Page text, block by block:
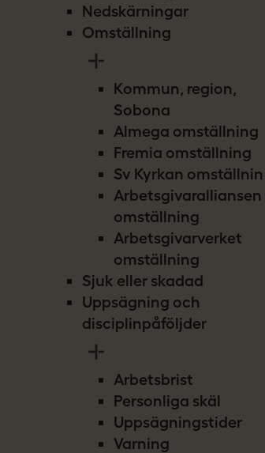
Nedskärningar
Omställning
Kommun, region,
Sobona
Almega omställning
Fremia omställning
Sv Kyrkan omställning
Arbetsgivaralliansen
omställning
Arbetsgivarverket
omställning
Sjuk eller skadad
Uppsägning och
disciplinpåföljder
Arbetsbrist
Personliga skäl
Uppsägningstider
Varning